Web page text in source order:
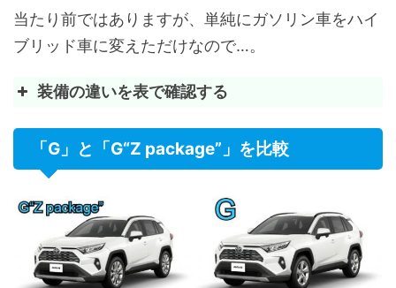
衝撃感知式フューエルカットシステム
電動パワーステアリング
チルト&テレスコピックステアリング
パワードアロック(全ドア連動/車速感応式オートロック
スマートキー置き忘れ防止ウォーニング(ブザー&アンロ
フューエル残量ウォーニング
インテリジェントクリアランスソナー
[パーキングサポートブレーキ(後方接近車両)]
オプショ
[パーキングサポートブレーキ(後方接近車両)
3本スポークステアリングホイール
シフトノブ -
パワーウィンドゥのスイッチ部分 -
当たり前ではありますが、単純にガソリン車をハイ
ブリッド車に変えただけなので…。
装備の違いを表で確認する
装備 HYBRID
ホイール・タイヤ
225/
ドライブモードセレクト
[ECO/NORMAL/SPORT]
ダイヤ
「G」と「G“Z package”」を比較